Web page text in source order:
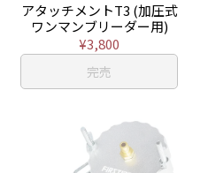
アタッチメントT3 (加圧式
ワンマンブリーダー用)
¥3,800
完売